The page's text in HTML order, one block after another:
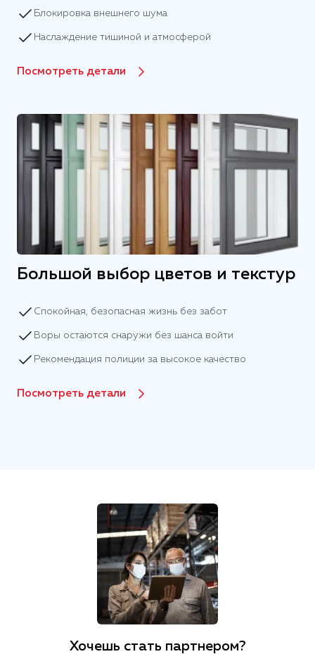
Блокировка внешнего шума
Наслаждение тишиной и атмосферой
Посмотреть детали
Большой выбор цветов и текстур
Спокойная, безопасная жизнь без забот
Воры остаются снаружи без шанса войти
Рекомендация полиции за высокое качество
Посмотреть детали
Хочешь стать партнером?